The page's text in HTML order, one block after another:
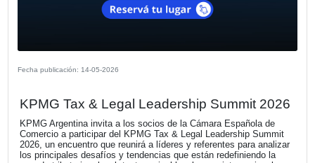
Fecha publicación: 22-05-2026